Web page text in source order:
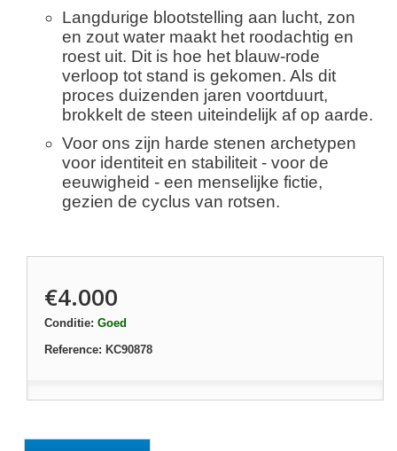
Langdurige blootstelling aan lucht, zon
en zout water maakt het roodachtig en
roest uit. Dit is hoe het blauw-rode
verloop tot stand is gekomen. Als dit
proces duizenden jaren voortduurt,
brokkelt de steen uiteindelijk af op aarde.
Voor ons zijn harde stenen archetypen
voor identiteit en stabiliteit - voor de
eeuwigheid - een menselijke fictie,
gezien de cyclus van rotsen.
€4.000
Conditie: Goed
Reference: KC90878